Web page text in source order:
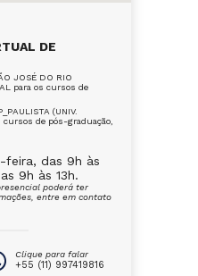
DE
JOSÉ DO RIO
para os cursos de
(UNIV.
cursos de pós-graduação,
feira, das 9h às
9h às 13h.
poderá ter
entre em contato
Clique para falar
+55 (11) 997419816